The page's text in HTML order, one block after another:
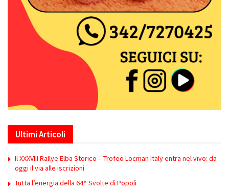
Ultimi Articoli
Il XXXVIII Rallye Elba Storico – Trofeo Locman Italy entra nel vivo: da
oggi il via alle iscrizioni
Tutta l’energia della 64^ Svolte di Popoli